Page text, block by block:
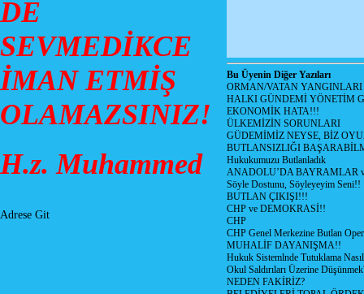
DE
SEVMEDİKCE
İMAN ETMİŞ
OLAMAZSINIZ!
H.z. Muhammed
Adrese Git
Bu Üyenin Diğer Yazıları
ORMAN/VATAN
HALKI GÜNDEMİ YÖNETİM
EKONOMİK HATA!!!
ÜLKEMİZİN SORUNLARI
GÜDEMİMİZ NEYSE, BİZ
BUTLANSIZLIĞI
Hukukumuzu Butlanladık
ANADOLU’DA BAYRAMLAR
Söyle Dostunu, Söyleyeyim Seni!!
BUTLAN ÇIKIŞI!!!
CHP ve DEMOKRASİ!!
CHP
CHP Genel Merkezine Butlan
MUHALİF DAYANIŞMA!!
Hukuk Sistemlnde Tutuklama
Okul Saldırıları Üzerine
NEDEN FAKİRİZ?